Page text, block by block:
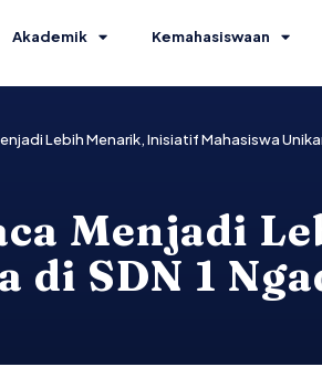
Akademik Kemahasiswaan
Lebih Menarik, Inisiatif Mahasiswa
Menjadi
di SDN 1